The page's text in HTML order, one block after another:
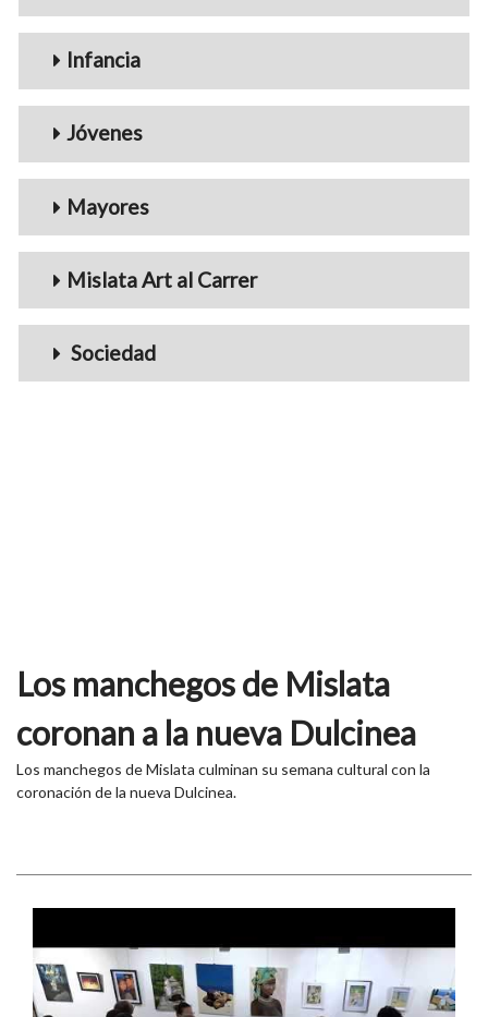
Infancia
Jóvenes
Mayores
Mislata Art al Carrer
Sociedad
Los manchegos de Mislata
coronan a la nueva Dulcinea
Los manchegos de Mislata culminan su semana cultural con la
coronación de la nueva Dulcinea.